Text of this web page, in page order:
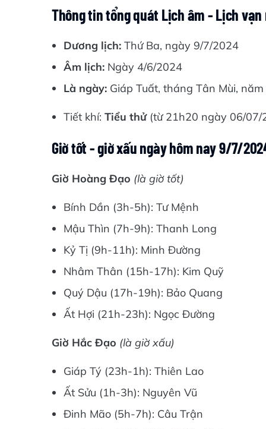
Thông tin tổng quát Lịch âm - Lịch
Dương lịch: Thứ Ba, ngày 9/7/2024
Âm lịch: Ngày 4/6/2024
Là ngày: Giáp Tuất, tháng Tân Mùi,
Tiết khí: Tiểu thử (từ 21h20 ngày 06/
Giờ tốt - giờ xấu ngày hôm nay 9/7/
Giờ Hoàng Đạo (là giờ tốt)
Bính Dần (3h-5h): Tư Mệnh
Mậu Thìn (7h-9h): Thanh Long
Kỷ Tị (9h-11h): Minh Đường
Nhâm Thân (15h-17h): Kim Quỹ
Quý Dậu (17h-19h): Bảo Quang
Ất Hợi (21h-23h): Ngọc Đường
Giờ Hắc Đạo (là giờ xấu)
Giáp Tý (23h-1h): Thiên Lao
Ất Sửu (1h-3h): Nguyên Vũ
Đinh Mão (5h-7h): Câu Trận